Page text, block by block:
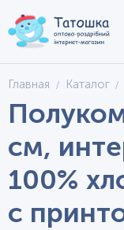
Главная Каталог
см,
100%
с